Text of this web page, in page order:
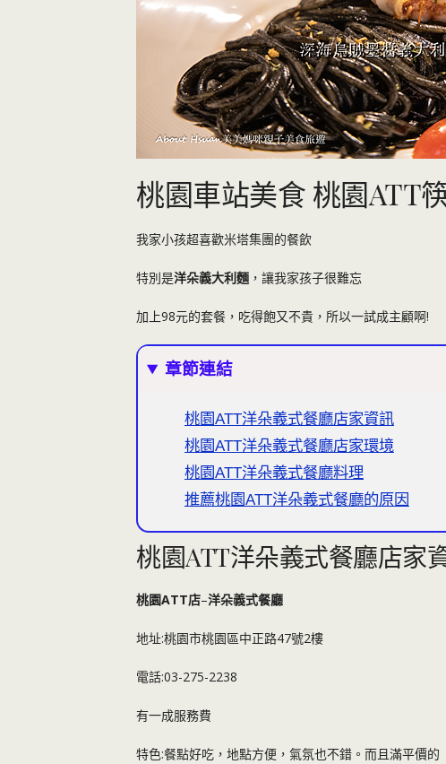
桃園車站美食 桃園ATT
我家小孩超喜歡米塔集團的餐飲
特別是洋朵義大利麵 ，讓我家孩子很難忘
加上98元的套餐，吃得飽又不貴，所以一試成主顧啊!
章節連結
桃園ATT洋朵義式餐廳店家資訊
桃園ATT洋朵義式餐廳店家環境
桃園ATT洋朵義式餐廳料理
推薦桃園ATT洋朵義式餐廳的原因
桃園ATT洋朵義式餐廳店家
桃園ATT店–洋朵義式餐廳
地址:桃園市桃園區中正路47號2樓
電話:03-275-2238
有一成服務費
特色:餐點好吃，地點方便，氣氛也不錯。而且滿平價的